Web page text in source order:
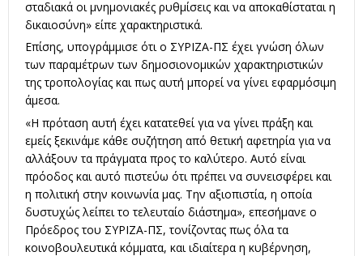
σταδιακά οι μνημονιακές ρυθμίσεις και να αποκαθίσταται η
δικαιοσύνη» είπε χαρακτηριστικά.
Επίσης, υπογράμμισε ότι ο ΣΥΡΙΖΑ-ΠΣ έχει γνώση όλων
των παραμέτρων των δημοσιονομικών χαρακτηριστικών
της τροπολογίας και πως αυτή μπορεί να γίνει εφαρμόσιμη
άμεσα.
«Η πρόταση αυτή έχει κατατεθεί για να γίνει πράξη και
εμείς ξεκινάμε κάθε συζήτηση από θετική αφετηρία για να
αλλάξουν τα πράγματα προς το καλύτερο. Αυτό είναι
πρόοδος και αυτό πιστεύω ότι πρέπει να συνεισφέρει και
η πολιτική στην κοινωνία μας. Την αξιοπιστία, η οποία
δυστυχώς λείπει το τελευταίο διάστημα», επεσήμανε ο
Πρόεδρος του ΣΥΡΙΖΑ-ΠΣ, τονίζοντας πως όλα τα
κοινοβουλευτικά κόμματα, και ιδιαίτερα η κυβέρνηση,